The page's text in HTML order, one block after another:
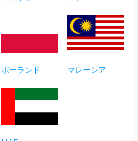
ポーランド マレーシア